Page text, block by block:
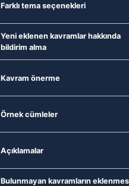
Farklı tema seçenekleri
Yeni eklenen kavramlar hakkında
bildirim alma
Kavram önerme
Örnek cümleler
Açıklamalar
Bulunmayan kavramların